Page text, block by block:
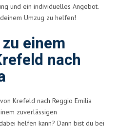
und ein individuelles Angebot.
Umzug zu helfen!
einem
nach
Krefeld nach Reggio Emilia
zuverlässigen
helfen kann? Dann bist du bei